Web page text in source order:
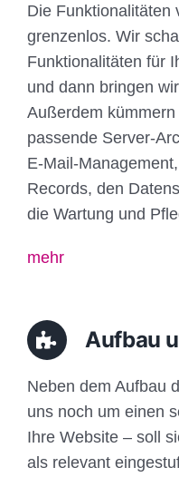
Die Funktionalitäten
grenzenlos. Wir
Funktionalitäten für
und dann bringen
Außerdem
passende Server-
E-Mail-
Records, den
die Wartung und
mehr
Aufbau
Neben dem Aufbau
uns noch um einen
Ihre Website – soll
als relevant